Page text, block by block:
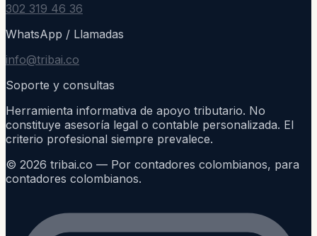
302 319 46 36
WhatsApp / Llamadas
info@tribai.co
Soporte y consultas
Herramienta informativa de apoyo tributario. No
constituye asesoría legal o contable personalizada. El
criterio profesional siempre prevalece.
© 2026 tribai.co — Por contadores colombianos, para
contadores colombianos.